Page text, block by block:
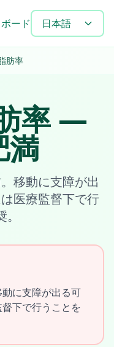
ード 目標達成タイムラ
日本語
肪率
率—
満
移動に支障が出
医療監督下で行
に支障が出る可
下で行うことを